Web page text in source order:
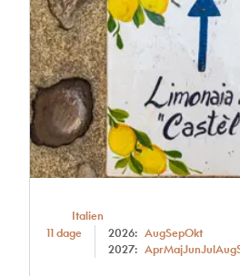
Italien
11 dage
2026: AugSepOkt
2027: AprMajJunJulAug